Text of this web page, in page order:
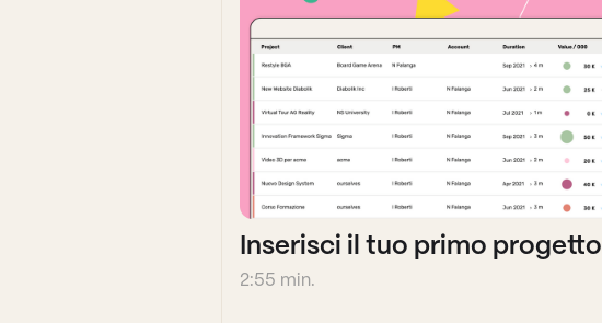
Inserisci il tuo primo progetto
2:55 min.